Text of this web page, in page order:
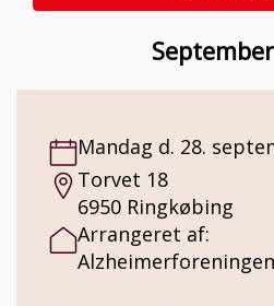
Mandag d. 28.
Torvet 18
6950 Ringkøbing
Arrangeret af:
Alzheimerforeningen